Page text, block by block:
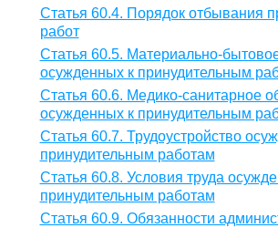
Статья 60.4. Порядок отбывания
работ
Статья 60.5. Материально-
осужденных к принудительным
Статья 60.6. Медико-санитарное
осужденных к принудительным
Статья 60.7. Трудоустройство
принудительным работам
Статья 60.8. Условия труда
принудительным работам
Статья 60.9. Обязанности